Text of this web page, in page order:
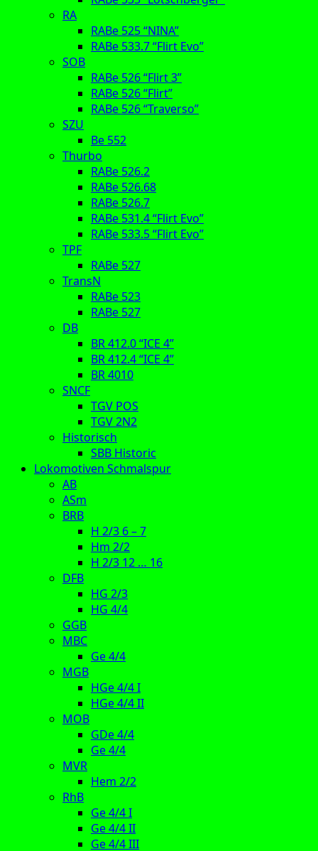
RA
RABe 525 “NINA”
RABe 533.7 “Flirt Evo”
SOB
RABe 526 “Flirt 3”
RABe 526 “Flirt”
RABe 526 “Traverso”
SZU
Be 552
Thurbo
RABe 526.2
RABe 526.68
RABe 526.7
RABe 531.4 “Flirt Evo”
RABe 533.5 “Flirt Evo”
TPF
RABe 527
TransN
RABe 523
RABe 527
DB
BR 412.0 “ICE 4”
BR 412.4 “ICE 4”
BR 4010
SNCF
TGV POS
TGV 2N2
Historisch
SBB Historic
Lokomotiven Schmalspur
AB
ASm
BRB
H 2/3 6 – 7
Hm 2/2
H 2/3 12 … 16
DFB
HG 2/3
HG 4/4
GGB
MBC
Ge 4/4
MGB
HGe 4/4 I
HGe 4/4 II
MOB
GDe 4/4
Ge 4/4
MVR
Hem 2/2
RhB
Ge 4/4 I
Ge 4/4 II
Ge 4/4 III